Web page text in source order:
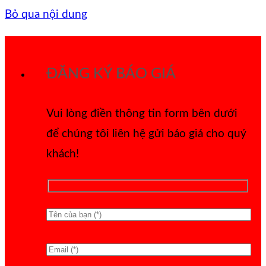
Bỏ qua nội dung
ĐĂNG KÝ BÁO GIÁ
Vui lòng điền thông tin form bên dưới
để chúng tôi liên hệ gửi báo giá cho quý
khách!